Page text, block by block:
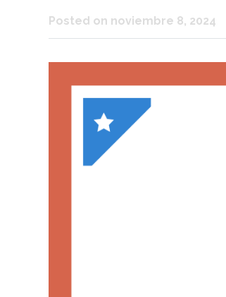
Posted on noviembre 8, 2024